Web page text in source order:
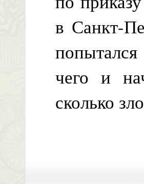
в Санкт-
чего и
сколько